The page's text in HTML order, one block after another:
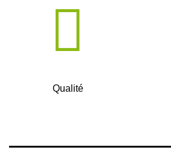
Qualité